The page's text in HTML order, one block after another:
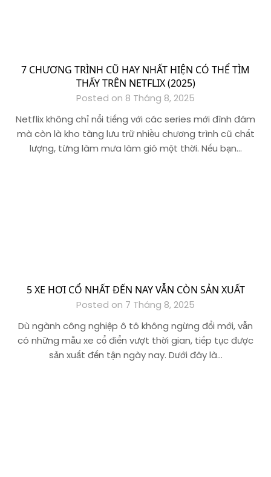
7 CHƯƠNG TRÌNH CŨ HAY NHẤT HIỆN CÓ THỂ TÌM
THẤY TRÊN NETFLIX (2025)
Posted on 8 Tháng 8, 2025
Netflix không chỉ nổi tiếng với các series mới đình đám
mà còn là kho tàng lưu trữ nhiều chương trình cũ chất
lượng, từng làm mưa làm gió một thời. Nếu bạn…
5 XE HƠI CỔ NHẤT ĐẾN NAY VẪN CÒN SẢN XUẤT
Posted on 7 Tháng 8, 2025
Dù ngành công nghiệp ô tô không ngừng đổi mới, vẫn
có những mẫu xe cổ điển vượt thời gian, tiếp tục được
sản xuất đến tận ngày nay. Dưới đây là…